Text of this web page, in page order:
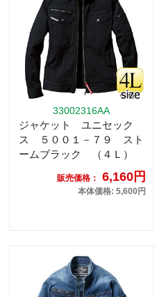
33002316AA
ジャケット ユニセック
ス ５００１－７９ スト
ームブラック （４Ｌ）
販売価格： 6,160円
本体価格: 5,600円